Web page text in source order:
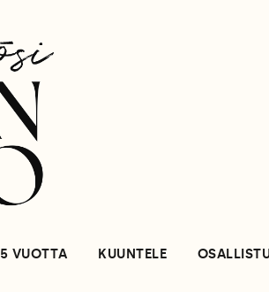
VUOTTA KUUNTELE